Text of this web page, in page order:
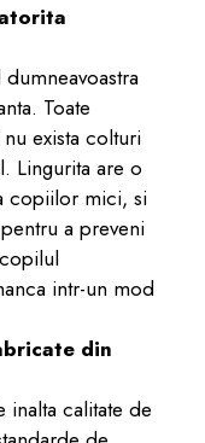
Toate
exista colturi
Lingurita are o
copiilor mici, si
a preveni
intr-un mod
din
inalta calitate de